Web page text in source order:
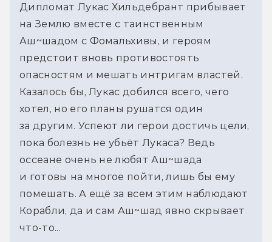
Дипломат Лукас Хильдебрант прибывает
на Землю вместе с таинственным
Аш~шадом с Фомальхивы, и героям
предстоит вновь противостоять
опасностям и мешать интригам властей.
Казалось бы, Лукас добился всего, чего
хотел, но его планы рушатся один
за другим. Успеют ли герои достичь цели,
пока болезнь не убьёт Лукаса? Ведь
оссеане очень не любят Аш~шада
и готовы на многое пойти, лишь бы ему
помешать. А ещё за всем этим наблюдают
Корабли, да и сам Аш~шад явно скрывает
что-то...